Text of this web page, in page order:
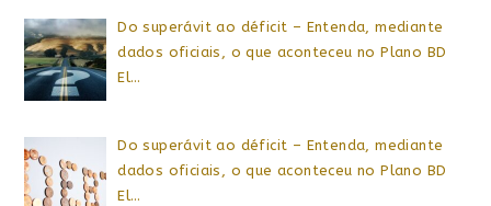
Do superávit ao déficit – Entenda, mediante
dados oficiais, o que aconteceu no Plano BD
El…
Do superávit ao déficit – Entenda, mediante
dados oficiais, o que aconteceu no Plano BD
El…